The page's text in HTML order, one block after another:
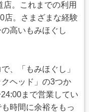
。これまでの利用
店。さまざまな経験
高いもみほぐし
、「もみほぐし」
クヘッド」の3つか
まで営業してい
時間に余裕をもっ